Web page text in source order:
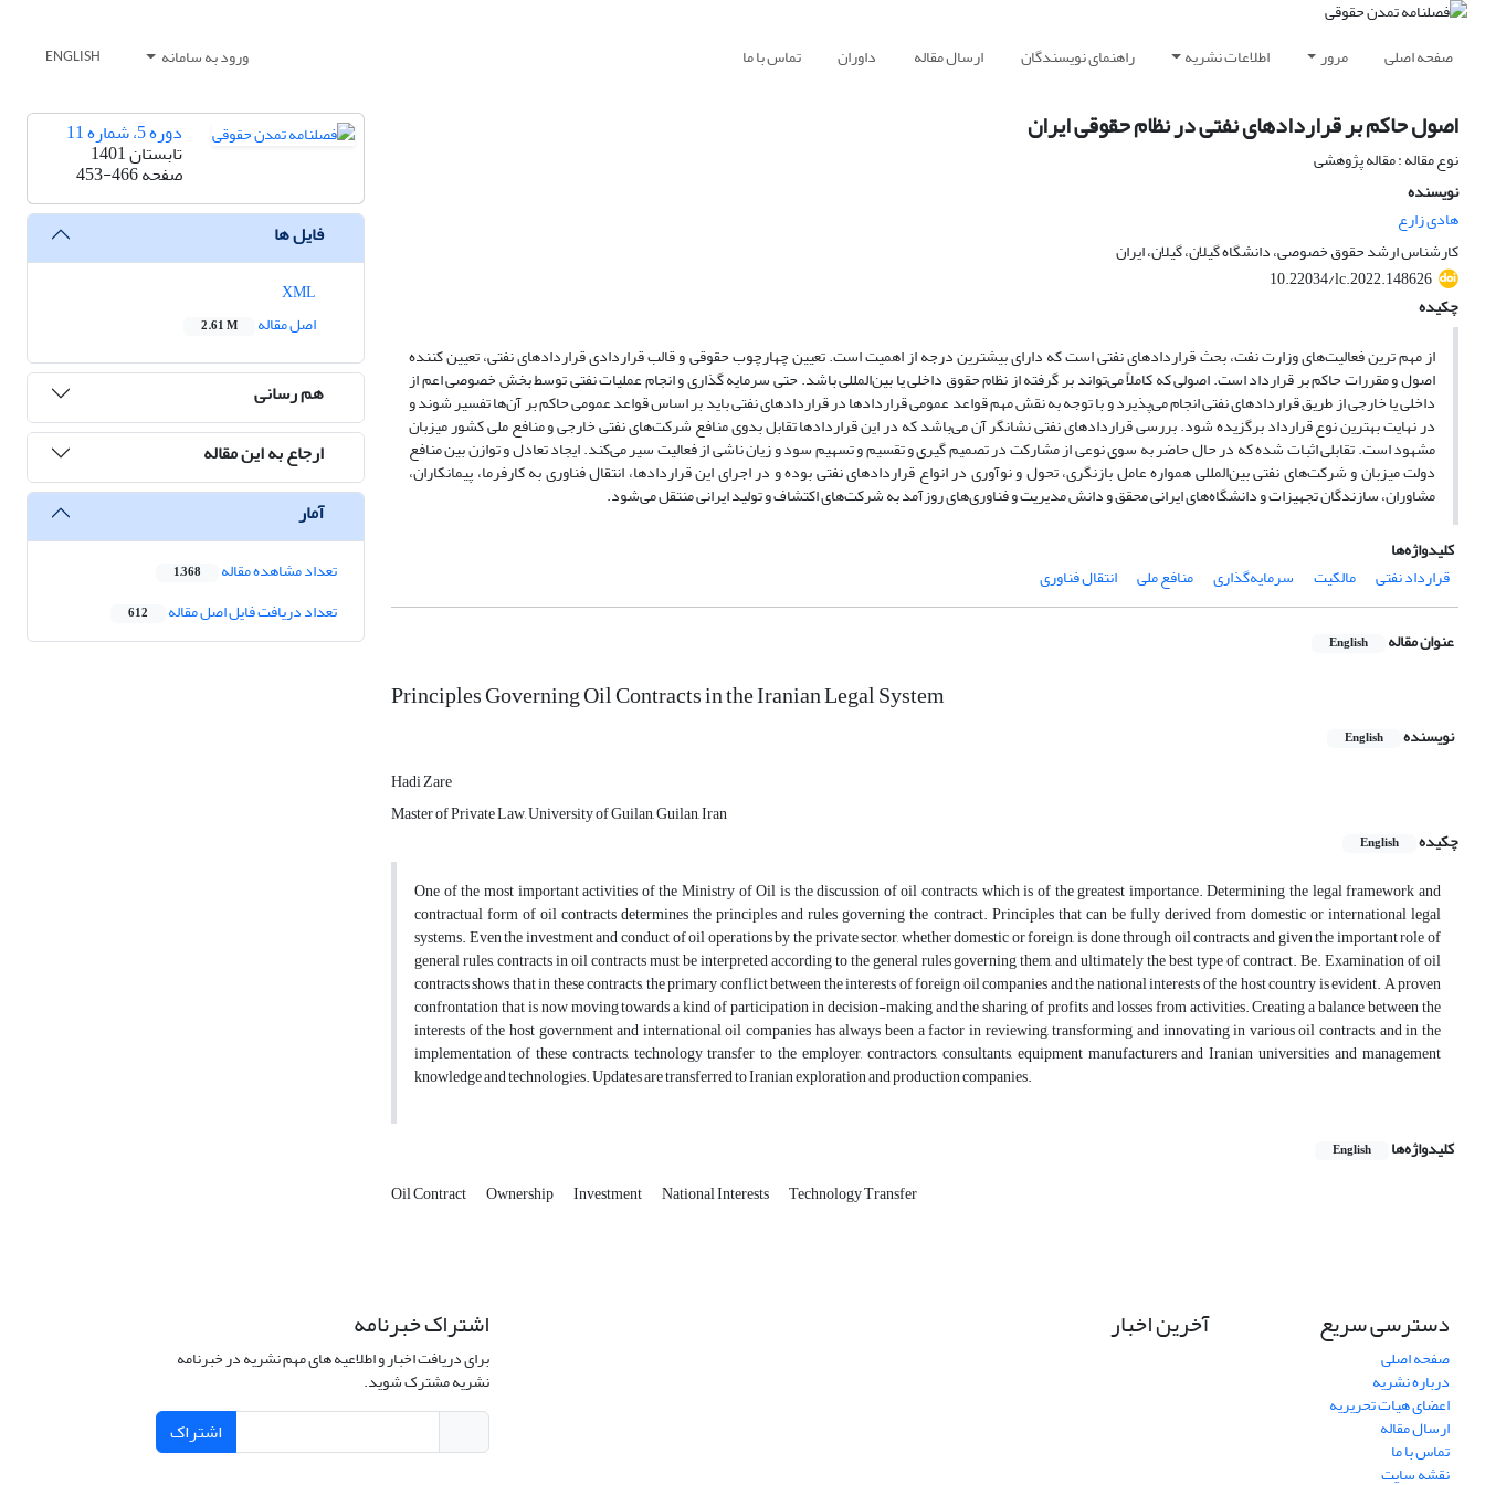
صفحه اصلی مرور اطلاعات نشریه راهنمای نویسندگان ارسال مقاله داوران تماس با ما ورود به سامانه ENGLISH
اصول حاکم بر قراردادهای نفتی در نظام حقوقی ایران
نوع مقاله : مقاله پژوهشی
نویسنده
هادی زارع
کارشناس ارشد حقوق خصوصی، دانشگاه گیلان، گیلان، ایران
10.22034/lc.2022.148626
چکیده
از مهم ترین فعالیت‌های وزارت نفت، بحث قراردادهای نفتی است که دارای بیشترین درجه از اهمیت است. تعیین چهارچوب حقوقی و قالب قراردادی قراردادهای نفتی، تعیین کننده
اصول و مقررات حاکم بر قرارداد است. اصولی که کاملاً می‌تواند بر گرفته از نظام حقوق داخلی یا بین‌المللی باشد. حتی سرمایه گذاری و انجام عملیات نفتی توسط بخش خصوصی اعم از
داخلی یا خارجی از طریق قراردادهای نفتی انجام می‌پذیرد و با توجه به نقش مهم قواعد عمومی قراردادها در قراردادهای نفتی باید بر اساس قواعد عمومی حاکم بر آن‌ها تفسیر شوند و
در نهایت بهترین نوع قرارداد برگزیده شود. بررسی قراردادهای نفتی نشانگر آن می‌باشد که در این قراردادها تقابل بدوی منافع شرکت‌های نفتی خارجی و منافع ملی کشور میزبان
مشهود است. تقابلی اثبات شده که در حال حاضر به سوی نوعی از مشارکت در تصمیم گیری و تقسیم و تسهیم سود و زیان ناشی از فعالیت سیر می‌کند. ایجاد تعادل و توازن بین منافع
دولت میزبان و شرکت‌های نفتی بین‌المللی همواره عامل بازنگری، تحول و نوآوری در انواع قراردادهای نفتی بوده و در اجرای این قراردادها، انتقال فناوری به کارفرما، پیمانکاران،
مشاوران، سازندگان تجهیزات و دانشگاه‌های ایرانی محقق و دانش مدیریت و فناوری‌های روزآمد به شرکت‌های اکتشاف و تولید ایرانی منتقل می‌شود.
کلیدواژه‌ها
قرارداد نفتی
مالکیت سرمایه‌گذاری منافع ملی انتقال فناوری
عنوان مقاله English
Principles Governing Oil Contracts in the Iranian Legal System
نویسنده English
Hadi Zare
Master of Private Law, University of Guilan, Guilan, Iran
چکیده
English
One of the most important activities of the Ministry of Oil is the discussion of oil contracts, which is of the greatest importance. Determining the legal framework and
contractual form of oil contracts determines the principles and rules governing the contract. Principles that can be fully derived from domestic or international legal
systems. Even the investment and conduct of oil operations by the private sector, whether domestic or foreign, is done through oil contracts, and given the important role of
general rules, contracts in oil contracts must be interpreted according to the general rules governing them, and ultimately the best type of contract. Be. Examination of oil
contracts shows that in these contracts, the primary conflict between the interests of foreign oil companies and the national interests of the host country is evident. A proven
confrontation that is now moving towards a kind of participation in decision-making and the sharing of profits and losses from activities. Creating a balance between the
interests of the host government and international oil companies has always been a factor in reviewing, transforming and innovating in various oil contracts, and in the
implementation of these contracts, technology transfer to the employer, contractors, consultants, equipment manufacturers and Iranian universities and management
knowledge and technologies. Updates are transferred to Iranian exploration and production companies.
کلیدواژه‌ها English
Oil Contract Ownership Investment National Interests Technology Transfer
دوره 5، شماره 11
تابستان 1401
صفحه453-466
فایل ها
اصل مقاله
2.61 M
هم رسانی
ارجاع به این مقاله
آمار
تعداد مشاهده مقاله 1,368
تعداد دریافت فایل اصل مقاله 612
دسترسی سریع
صفحه اصلی
درباره نشریه
اعضای هیات تحریریه
ارسال مقاله
تماس با ما
نقشه سایت
آخرین اخبار اشتراک خبرنامه
برای دریافت اخبار و اطلاعیه های مهم نشریه در خبرنامه
نشریه مشترک شوید.
اشتراک